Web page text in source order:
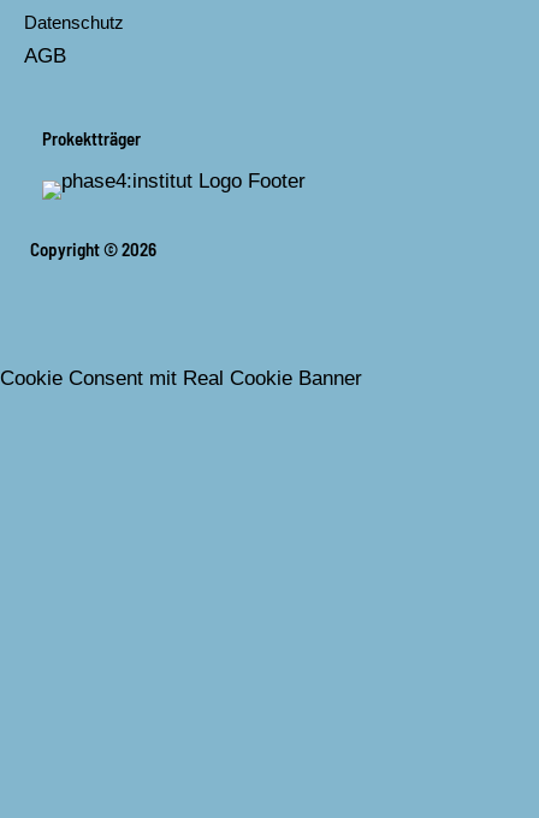
Datenschutz
AGB
Prokektträger
Copyright © 2026
Cookie Consent mit Real Cookie Banner